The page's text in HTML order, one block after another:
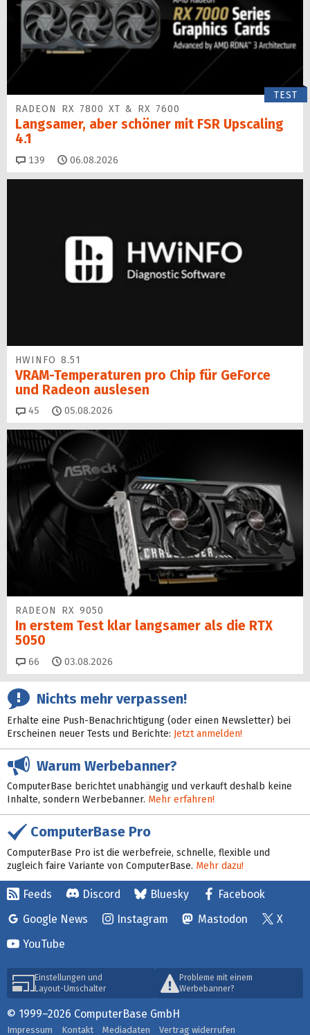
TEST
RADEON RX 7800 XT & RX 7600
Langsamer, aber schöner mit FSR Upscaling
4.1
139 Kommentare
06.08.2026
HWINFO 8.51
VRAM-Temperaturen pro Chip für GeForce
und Radeon auslesen
45 Kommentare
05.08.2026
RADEON RX 9050
In erstem Test klar langsamer als die RTX
5050
66 Kommentare
03.08.2026
Nichts mehr verpassen!
Erhalte eine Push-Benachrichtigung (oder einen Newsletter) bei
Erscheinen neuer Tests und Berichte: Jetzt anmelden!
Warum Werbebanner?
ComputerBase berichtet unabhängig und verkauft deshalb keine
Inhalte, sondern Werbebanner. Mehr erfahren!
ComputerBase Pro
ComputerBase Pro ist die werbefreie, schnelle, flexible und
zugleich faire Variante von ComputerBase. Mehr dazu!
Feeds Discord Bluesky
Facebook
Google News
Instagram Mastodon
X
YouTube
Einstellungen und
Layout-Umschalter
Probleme mit einem
Werbebanner?
© 1999–2026 ComputerBase GmbH
Impressum Kontakt Mediadaten Vertrag widerrufen